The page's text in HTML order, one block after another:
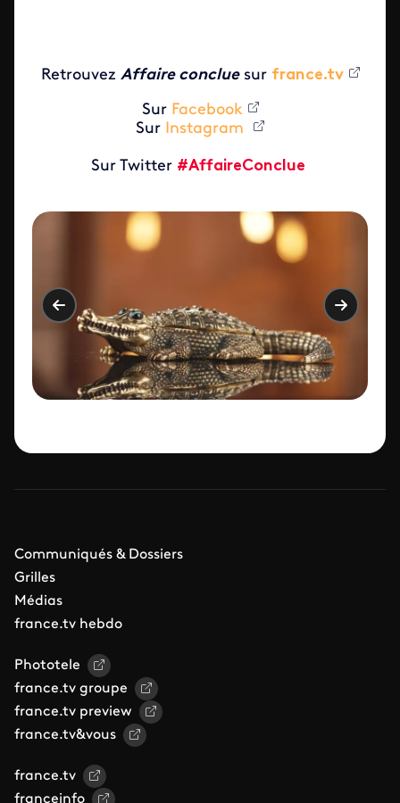
Retrouvez Affaire concluesur france.tv
Sur Facebook
Sur Instagram
Sur Twitter #AffaireConclue
Communiqués & Dossiers
Grilles
Médias
france.tv hebdo
Phototele
france.tv groupe
france.tv preview
france.tv&vous
france.tv
franceinfo